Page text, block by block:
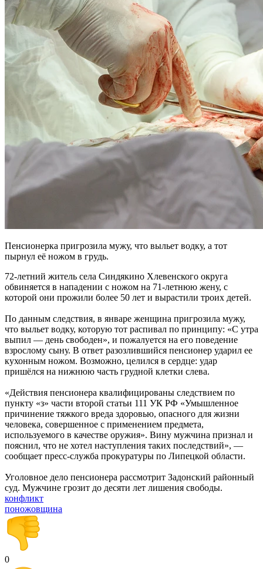
Пенсионерка пригрозила мужу, что выльет водку, а тот
пырнул её ножом в грудь.
72-летний житель села Синдякино Хлевенского округа
обвиняется в нападении с ножом на 71-летнюю жену, c
которой они прожили более 50 лет и вырастили троих детей.
По данным следствия, в январе женщина пригрозила мужу,
что выльет водку, которую тот распивал по принципу: «С утра
выпил — день свободен», и пожалуется на его поведение
взрослому сыну. В ответ разозлившийся пенсионер ударил ее
кухонным ножом. Возможно, целился в сердце: удар
пришёлся на нижнюю часть грудной клетки слева.
«Действия пенсионера квалифицированы следствием по
пункту «з» части второй статьи 111 УК РФ «Умышленное
причинение тяжкого вреда здоровью, опасного для жизни
человека, совершенное с применением предмета,
используемого в качестве оружия». Вину мужчина признал и
пояснил, что не хотел наступления таких последствий», —
сообщает пресс-служба прокуратуры по Липецкой области.
Уголовное дело пенсионера рассмотрит Задонский районный
суд. Мужчине грозит до десяти лет лишения свободы.
конфликт
поножовщина
0